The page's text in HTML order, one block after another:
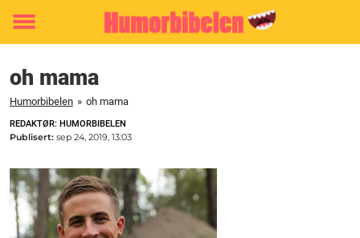
Toggle
oh mama
Humorbibelen » oh mama
REDAKTØR: HUMORBIBELEN
Publisert: sep 24, 2019, 13:03